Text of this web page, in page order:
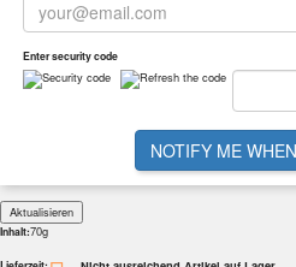
Enter security code
NOTIFY ME
Inhalt:70g